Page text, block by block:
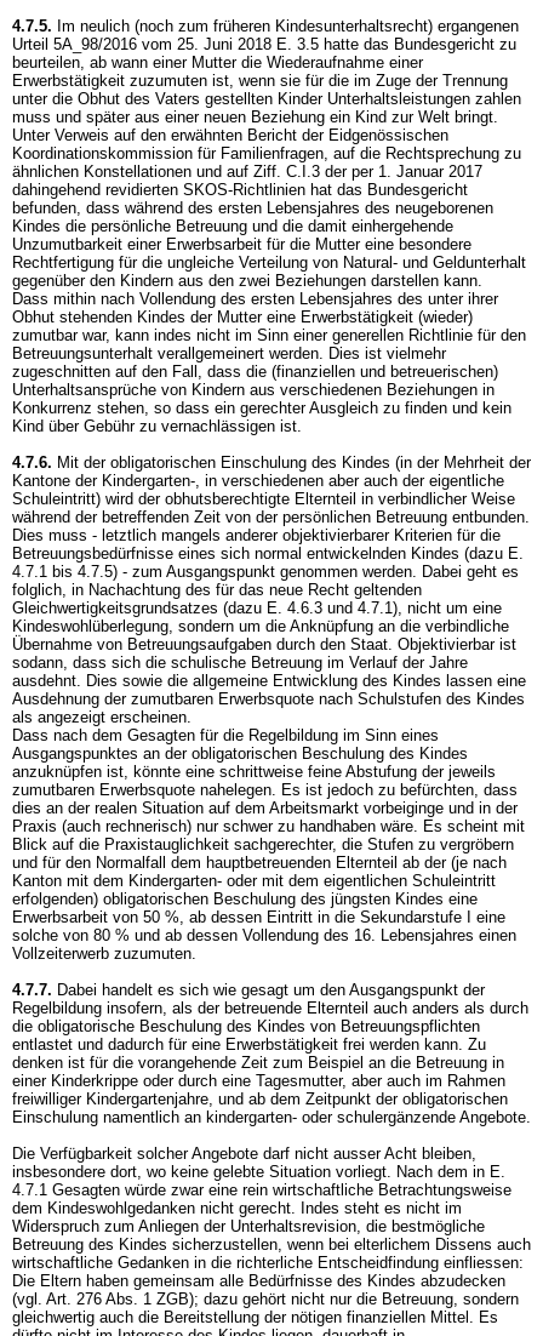
4.7.5. Im neulich (noch zum früheren Kindesunterhaltsrecht) ergangenen
Urteil 5A_98/2016 vom 25. Juni 2018 E. 3.5 hatte das Bundesgericht zu
beurteilen, ab wann einer Mutter die Wiederaufnahme einer
Erwerbstätigkeit zuzumuten ist, wenn sie für die im Zuge der Trennung
unter die Obhut des Vaters gestellten Kinder Unterhaltsleistungen zahlen
muss und später aus einer neuen Beziehung ein Kind zur Welt bringt.
Unter Verweis auf den erwähnten Bericht der Eidgenössischen
Koordinationskommission für Familienfragen, auf die Rechtsprechung zu
ähnlichen Konstellationen und auf Ziff. C.I.3 der per 1. Januar 2017
dahingehend revidierten SKOS-Richtlinien hat das Bundesgericht
befunden, dass während des ersten Lebensjahres des neugeborenen
Kindes die persönliche Betreuung und die damit einhergehende
Unzumutbarkeit einer Erwerbsarbeit für die Mutter eine besondere
Rechtfertigung für die ungleiche Verteilung von Natural- und Geldunterhalt
gegenüber den Kindern aus den zwei Beziehungen darstellen kann.
Dass mithin nach Vollendung des ersten Lebensjahres des unter ihrer
Obhut stehenden Kindes der Mutter eine Erwerbstätigkeit (wieder)
zumutbar war, kann indes nicht im Sinn einer generellen Richtlinie für den
Betreuungsunterhalt verallgemeinert werden. Dies ist vielmehr
zugeschnitten auf den Fall, dass die (finanziellen und betreuerischen)
Unterhaltsansprüche von Kindern aus verschiedenen Beziehungen in
Konkurrenz stehen, so dass ein gerechter Ausgleich zu finden und kein
Kind über Gebühr zu vernachlässigen ist.
4.7.6. Mit der obligatorischen Einschulung des Kindes (in der Mehrheit der
Kantone der Kindergarten-, in verschiedenen aber auch der eigentliche
Schuleintritt) wird der obhutsberechtigte Elternteil in verbindlicher Weise
während der betreffenden Zeit von der persönlichen Betreuung entbunden.
Dies muss - letztlich mangels anderer objektivierbarer Kriterien für die
Betreuungsbedürfnisse eines sich normal entwickelnden Kindes (dazu E.
4.7.1 bis 4.7.5) - zum Ausgangspunkt genommen werden. Dabei geht es
folglich, in Nachachtung des für das neue Recht geltenden
Gleichwertigkeitsgrundsatzes (dazu E. 4.6.3 und 4.7.1), nicht um eine
Kindeswohlüberlegung, sondern um die Anknüpfung an die verbindliche
Übernahme von Betreuungsaufgaben durch den Staat. Objektivierbar ist
sodann, dass sich die schulische Betreuung im Verlauf der Jahre
ausdehnt. Dies sowie die allgemeine Entwicklung des Kindes lassen eine
Ausdehnung der zumutbaren Erwerbsquote nach Schulstufen des Kindes
als angezeigt erscheinen.
Dass nach dem Gesagten für die Regelbildung im Sinn eines
Ausgangspunktes an der obligatorischen Beschulung des Kindes
anzuknüpfen ist, könnte eine schrittweise feine Abstufung der jeweils
zumutbaren Erwerbsquote nahelegen. Es ist jedoch zu befürchten, dass
dies an der realen Situation auf dem Arbeitsmarkt vorbeiginge und in der
Praxis (auch rechnerisch) nur schwer zu handhaben wäre. Es scheint mit
Blick auf die Praxistauglichkeit sachgerechter, die Stufen zu vergröbern
und für den Normalfall dem hauptbetreuenden Elternteil ab der (je nach
Kanton mit dem Kindergarten- oder mit dem eigentlichen Schuleintritt
erfolgenden) obligatorischen Beschulung des jüngsten Kindes eine
Erwerbsarbeit von 50 %, ab dessen Eintritt in die Sekundarstufe I eine
solche von 80 % und ab dessen Vollendung des 16. Lebensjahres einen
Vollzeiterwerb zuzumuten.
4.7.7. Dabei handelt es sich wie gesagt um den Ausgangspunkt der
Regelbildung insofern, als der betreuende Elternteil auch anders als durch
die obligatorische Beschulung des Kindes von Betreuungspflichten
entlastet und dadurch für eine Erwerbstätigkeit frei werden kann. Zu
denken ist für die vorangehende Zeit zum Beispiel an die Betreuung in
einer Kinderkrippe oder durch eine Tagesmutter, aber auch im Rahmen
freiwilliger Kindergartenjahre, und ab dem Zeitpunkt der obligatorischen
Einschulung namentlich an kindergarten- oder schulergänzende Angebote.
Die Verfügbarkeit solcher Angebote darf nicht ausser Acht bleiben,
insbesondere dort, wo keine gelebte Situation vorliegt. Nach dem in E.
4.7.1 Gesagten würde zwar eine rein wirtschaftliche Betrachtungsweise
dem Kindeswohlgedanken nicht gerecht. Indes steht es nicht im
Widerspruch zum Anliegen der Unterhaltsrevision, die bestmögliche
Betreuung des Kindes sicherzustellen, wenn bei elterlichem Dissens auch
wirtschaftliche Gedanken in die richterliche Entscheidfindung einfliessen:
Die Eltern haben gemeinsam alle Bedürfnisse des Kindes abzudecken
(vgl. Art. 276 Abs. 1 ZGB); dazu gehört nicht nur die Betreuung, sondern
gleichwertig auch die Bereitstellung der nötigen finanziellen Mittel. Es